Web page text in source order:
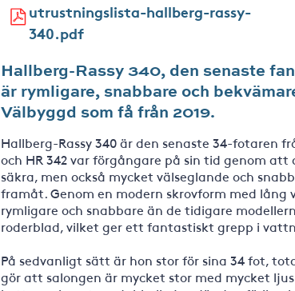
utrustningslista-hallberg-rassy-
340.pdf
Hallberg-Rassy 340, den senaste
är rymligare, snabbare och
Välbyggd som få från 2019.
Hallberg-Rassy 340 är den senaste 34-fotaren
och HR 342 var förgångare på sin tid genom
säkra, men också mycket välseglande och
framåt. Genom en modern skrovform med lång
rymligare och snabbare än de tidigare
roderblad, vilket ger ett fantastiskt grepp i
På sedvanligt sätt är hon stor för sina 34 fot,
gör att salongen är mycket stor med mycket